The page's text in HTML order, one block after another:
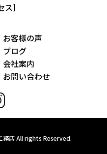
ス］
お客様の声
ブログ
会社案内
お問い合わせ
務店 All rights Reserved.